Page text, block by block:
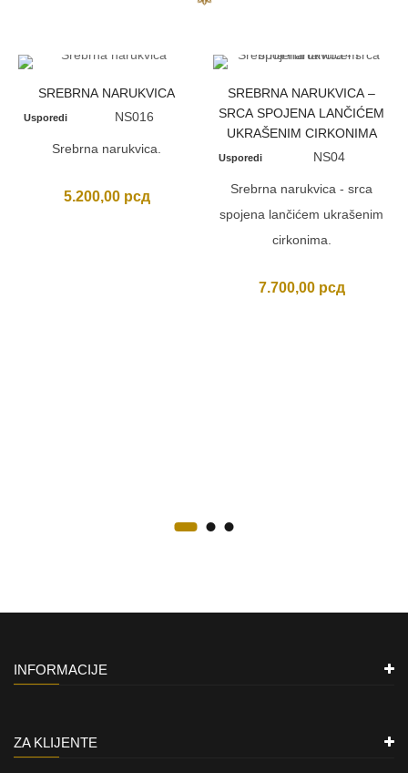
SREBRNA NARUKVICA
Usporedi NS016
Srebrna narukvica.
5.200,00 рсд
SREBRNA NARUKVICA –
SRCA SPOJENA LANČIĆEM
UKRAŠENIM CIRKONIMA
Usporedi NS04
Srebrna narukvica - srca
spojena lančićem ukrašenim
cirkonima.
7.700,00 рсд
INFORMACIJE
ZA KLIJENTE